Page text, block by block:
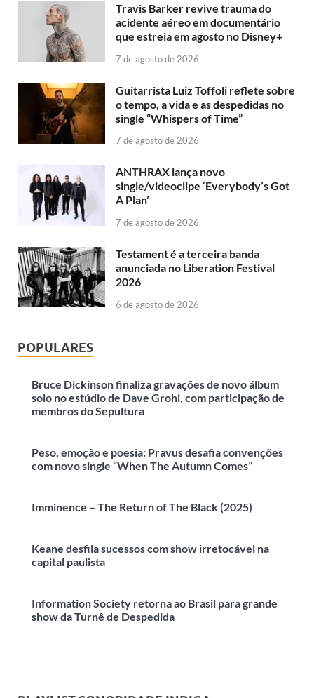
Travis Barker revive trauma do
acidente aéreo em documentário
que estreia em agosto no Disney+
7 de agosto de 2026
Guitarrista Luiz Toffoli reflete sobre
o tempo, a vida e as despedidas no
single “Whispers of Time”
7 de agosto de 2026
ANTHRAX lança novo
single/videoclipe ‘Everybody’s Got
A Plan’
7 de agosto de 2026
Testament é a terceira banda
anunciada no Liberation Festival
2026
6 de agosto de 2026
POPULARES
Bruce Dickinson finaliza gravações de novo álbum
solo no estúdio de Dave Grohl, com participação de
membros do Sepultura
Peso, emoção e poesia: Pravus desafia convenções
com novo single “When The Autumn Comes”
Imminence – The Return of The Black (2025)
Keane desfila sucessos com show irretocável na
capital paulista
Information Society retorna ao Brasil para grande
show da Turnê de Despedida